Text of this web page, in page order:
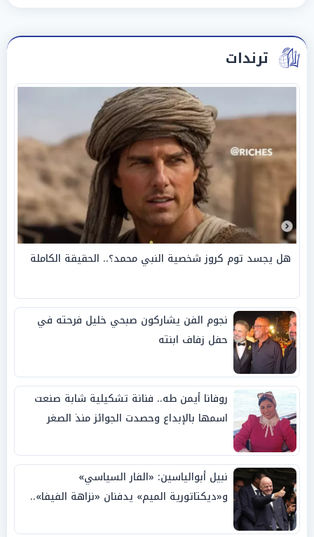
ترندات
هل يجسد توم كروز شخصية النبي محمد؟.. الحقيقة الكاملة
نجوم الفن يشاركون صبحي خليل فرحته في
حفل زفاف ابنته
روفانا أيمن طه.. فنانة تشكيلية شابة صنعت
اسمها بالإبداع وحصدت الجوائز منذ الصغر
نبيل أبوالياسين: «الفار السياسي»
و«ديكتاتورية الميم» يدفنان «نزاهة الفيفا»..